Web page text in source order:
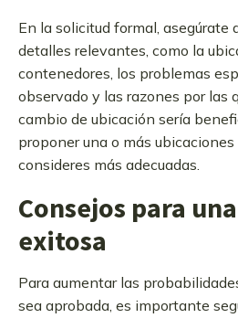
En la solicitud formal, asegúrate
detalles relevantes, como la
contenedores, los problemas
observado y las razones por las
cambio de ubicación sería
proponer una o más
consideres más adecuadas.
Consejos para
exitosa
Para aumentar las
sea aprobada, es importante